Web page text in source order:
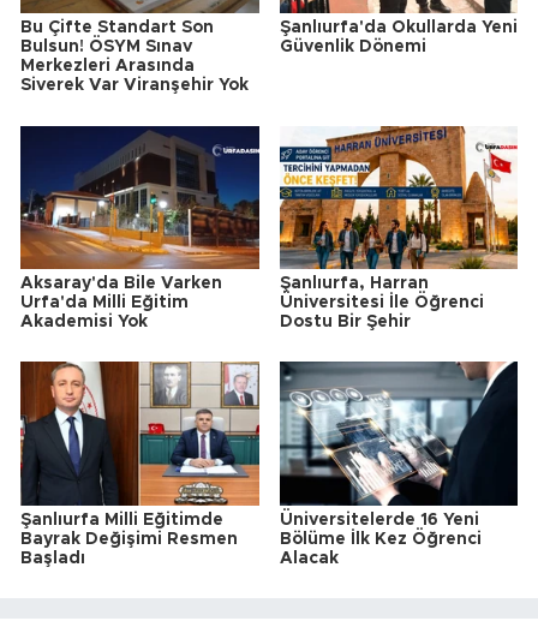
Bu Çifte Standart Son
Bulsun! ÖSYM Sınav
Merkezleri Arasında
Siverek Var Viranşehir Yok
Şanlıurfa'da Okullarda Yeni
Güvenlik Dönemi
Aksaray'da Bile Varken
Urfa'da Milli Eğitim
Akademisi Yok
Şanlıurfa, Harran
Üniversitesi İle Öğrenci
Dostu Bir Şehir
Şanlıurfa Milli Eğitimde
Bayrak Değişimi Resmen
Başladı
Üniversitelerde 16 Yeni
Bölüme İlk Kez Öğrenci
Alacak